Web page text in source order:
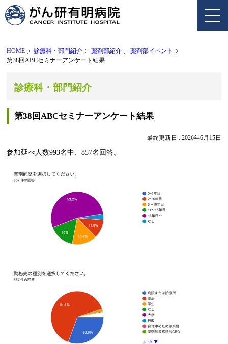
HOME 診療科・部門紹介 薬剤部紹介
薬剤部イベント
第38回ABCセミナーアンケート結果
診療科・部門紹介
第38回ABCセミナーアンケート結果
最終更新日 : 2026年6月15日
参加延べ人数993名中、857名回答。